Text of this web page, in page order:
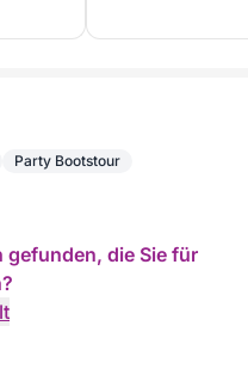
Party Bootstour
gefunden, die Sie für